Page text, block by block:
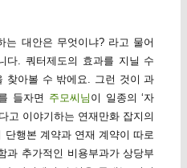
대안은 무엇이냐? 라고 물어
다. 쿼터제도의 효과를 지닐 수
찾아볼 수 밖에요. 그런 것이 과
들자면 주모씨님 이 일종의 ‘자
고 이야기하는 연재만화 잡지의
행본 계약과 연재 계약이 따로
과 추가적인 비용부과가 상당부